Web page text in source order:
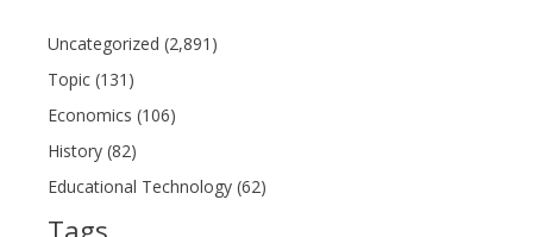
Uncategorized (2,891)
Topic (131)
Economics (106)
History (82)
Educational Technology (62)
Tags